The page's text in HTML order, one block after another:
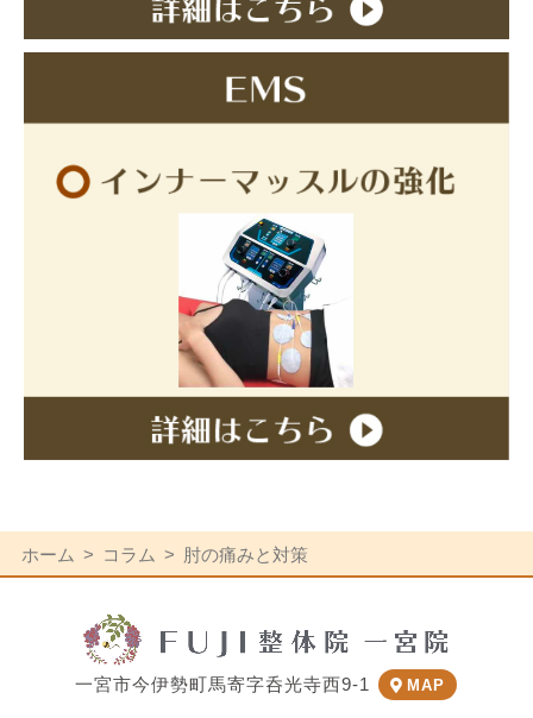
ホーム コラム 肘の痛みと対策
一宮市今伊勢町馬寄字呑光寺西9-1 MAP